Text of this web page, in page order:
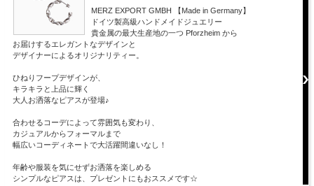
MERZ EXPORT GMBH 【Made in Germany】
ドイツ製高級ハンドメイドジュエリー
貴金属の最大生産地の一つ Pforzheim から
お届けするエレガントなデザインと
デザイナーによるオリジナリティー。
ひねりフープデザインが、
キラキラと上品に輝く
大人お洒落なピアスが登場♪
合わせるコーデによって雰囲気も変わり、
カジュアルからフォーマルまで
幅広いコーディネートで大活躍間違いなし！
年齢や服装を気にせずお洒落を楽しめる
シンプルなピアスは、プレゼントにもおススメです☆